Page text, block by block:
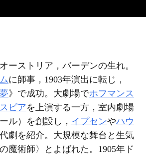
ーストリア，バーデンの生れ。
に師事，1903年演出に転じ，
》で成功。大劇場でホフマンス
ピアを上演する一方，室内劇場
ル）を創設し， イプセンやハウ
劇を紹介。大規模な舞台と生気
魔術師〉とよばれた。1905年ド